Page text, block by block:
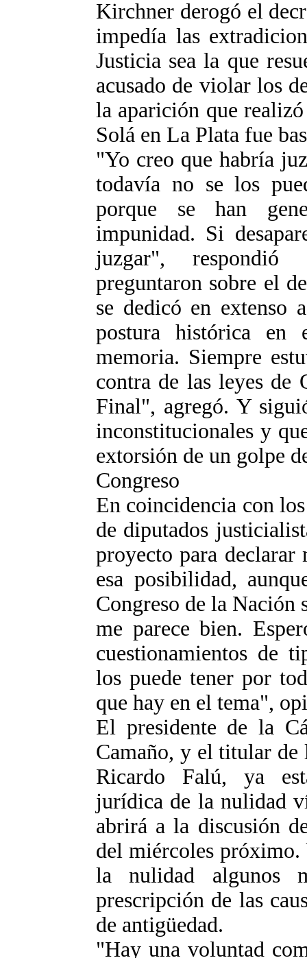
Kirchner derogó el
impedía las
Justicia sea la que
acusado de violar los
la aparición que
Solá en La Plata fue
"Yo creo que habría
todavía no se los
porque se han
impunidad. Si
juzgar",
preguntaron sobre el
se dedicó en extenso
postura histórica
memoria. Siempre
contra de las leyes de
Final", agregó. Y
inconstitucionales y
extorsión de un golpe
Congreso
En coincidencia con
de diputados
proyecto para declarar
esa posibilidad,
Congreso de la Nación
me parece bien.
cuestionamientos de
los puede tener por
que hay en el tema",
El presidente de la
Camaño, y el titular
Ricardo Falú, ya
jurídica de la nulidad
abrirá a la discusión
del miércoles próximo.
la nulidad algunos
prescripción de las
de antigüedad.
"Hay una voluntad